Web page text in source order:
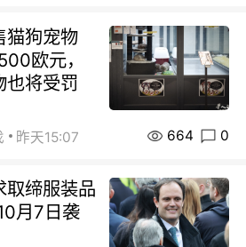
猫狗宠物
欧元，
也将受罚
昨天15:07 664 0
取缔服装品
月7日袭